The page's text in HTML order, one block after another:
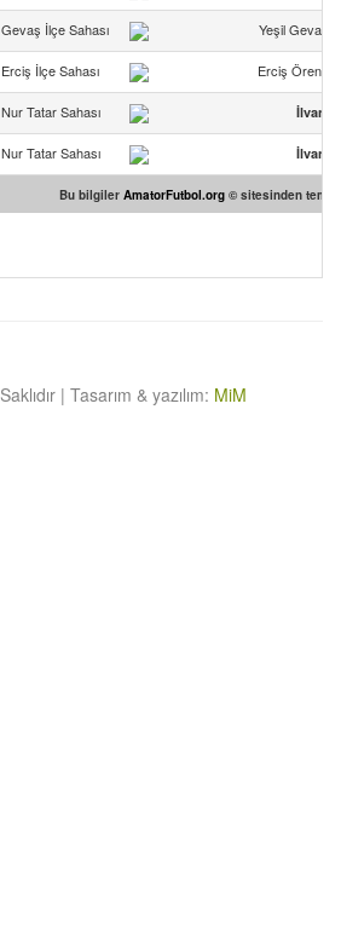
Gevaş İlçe Sahası Yeşil
Erciş İlçe Sahası Erciş
Nur Tatar Sahası
Nur Tatar Sahası
Bu bilgiler AmatorFutbol.org © sitesinden
| Tasarım & yazılım: MiM